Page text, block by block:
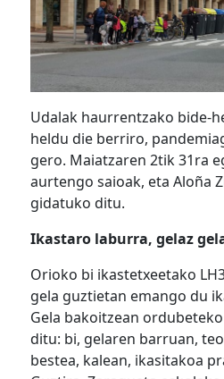
Udalak haurrentzako bide-
heldu die berriro,
gero. Maiatzaren 2tik 31ra
aurtengo saioak, eta Aloña
gidatuko ditu.
Ikastaro laburra, gelaz
Orioko bi ikastetxeetako
gela guztietan emango du
Gela bakoitzean
ditu: bi, gelaren barruan,
bestea, kalean, ikasitakoa